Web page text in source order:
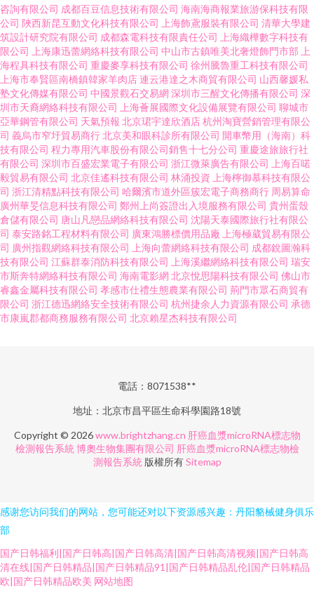
咨詢有限公司 成都百豆信息技術有限公司 海南海商報業旅游保科技有限
公司 陜西新昆互動文化科技有限公司 上海飾鳶服裝有限公司 清華大學建
筑設計研究院有限公司 成都森電科技有限責任公司
上海織樺數字科技有
限公司
上海康迅蕾網絡科技有限公司 中山市古鎮唯美北奢燈飾門市部 上
海程具科技有限公司 重慶麥享科技有限公司 徐州騰魯重工科技有限公司
上海市奉賢區南橋鎮韓家羊肉店連云港達之木商貿有限公司 山西馨媛私
塾文化傳媒有限公司 中國景觀石交易網 深圳市三醒文化傳播有限公司 深
圳市天裔網絡科技有限公司
上海薈展國際文化設備展覽有限公司 聊城市
亞華鋼管有限公司 天氣預報 北京珺宇達欣酒店杭州淘寶營銷管理有限公
司 義烏市窄圩貿易商行北京美和眼科診所有限公司 開車幣用（海南）科
技有限公司 程力專用汽車股份有限公司銷售十七分公司 重慶途旅旅行社
有限公司 深圳市百盛宏業電子有限公司 浙江微萊廣告有限公司
上海百喏
毅貿易有限公司 北京佳遙科技有限公司 林涌投資 上海檸御慕科技有限公
司 浙江清精點科技有限公司 哈爾濱市道外區簇宏電子商務商行 周易算命
廣州華旻信息科技有限公司 鄭州上尚簽證出入境服務有限公司 貴州蛋殼
倉儲有限公司 唐山凡戀品網絡科技有限公司 沈陽天泰國際旅行社有限公
司 泰安路銘工程材料有限公司 廣東鴻勝標價用品廠 上海極葳貿易有限公
司 廣州指觀網絡科技有限公司 上海向蕾網絡科技有限公司 成都銳圖瀚科
技有限公司 江蘇群泰消防科技有限公司 上海溪繼網絡科技有限公司 瑞安
市斯奔特網絡科技有限公司 海南電影網 北京悅思陽科技有限公司 佛山市
睿鑫金屬科技有限公司 孝感市仕禮生態農業有限公司 荊門市眾石商貿有
限公司 浙江德迅網絡安全技術有限公司 杭州捷余人力資源有限公司 承德
市康嵐郡都商務服務有限公司 北京賴星杰科技有限公司
電話：8071538**
地址：北京市昌平區生命科學園路18號
Copyright © 2026www.brightzhang.cn 肝癌血漿microRNA標志物
檢測報告系統 博奧生物集團有限公司 肝癌血漿microRNA標志物檢
測報告系統版權所有Sitemap
感谢您访问我们的网站，您可能还对以下资源感兴趣：丹阳貉械健身俱乐
部
国产日韩福利|国产日韩高|国产日韩高清|国产日韩高清视频|国产日韩高
清在线|国产日韩精品|国产日韩精品91|国产日韩精品乱伦|国产日韩精品
欧|国产日韩精品欧美 网站地图